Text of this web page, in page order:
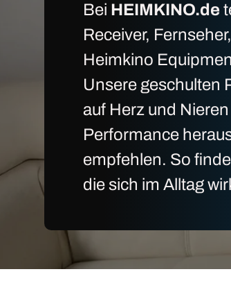
Bei HEIMKINO.de
Receiver,
Heimkino
Unsere geschulten
auf Herz und
Performance
empfehlen. So
die sich im Alltag